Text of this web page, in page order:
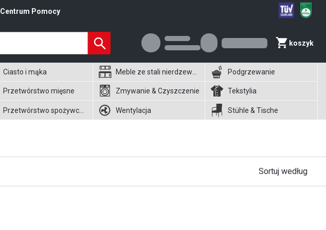
Centrum Pomocy
koszyk
Ciasto i mąka Podgrzewanie
Przetwórstwo mięsne Zmywanie & Czyszczenie Tekstylia
Wentylacja Stühle & Tische
Sortuj według